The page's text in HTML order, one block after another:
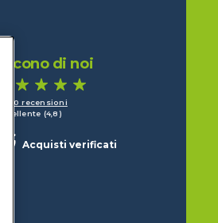
Dicono di noi
1.640 recensioni
Eccellente (4,8)
Acquisti verificati